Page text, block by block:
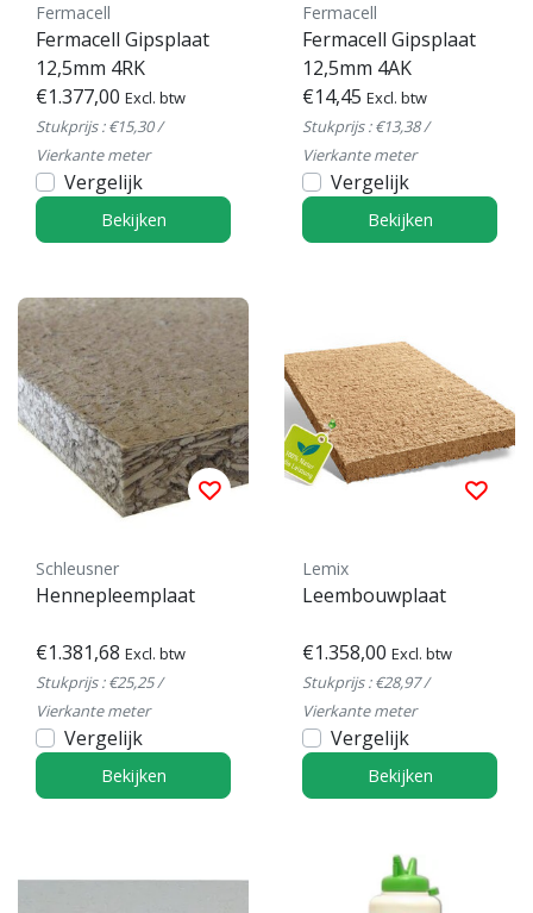
Fermacell
Fermacell Gipsplaat
12,5mm 4RK
€1.377,00 Excl. btw
Stukprijs : €15,30 /
Vierkante meter
Vergelijk
Bekijken
Fermacell
Fermacell Gipsplaat
12,5mm 4AK
€14,45 Excl. btw
Stukprijs : €13,38 /
Vierkante meter
Vergelijk
Bekijken
Schleusner
Hennepleemplaat
€1.381,68 Excl. btw
Stukprijs : €25,25 /
Vierkante meter
Vergelijk
Bekijken
Lemix
Leembouwplaat
€1.358,00 Excl. btw
Stukprijs : €28,97 /
Vierkante meter
Vergelijk
Bekijken